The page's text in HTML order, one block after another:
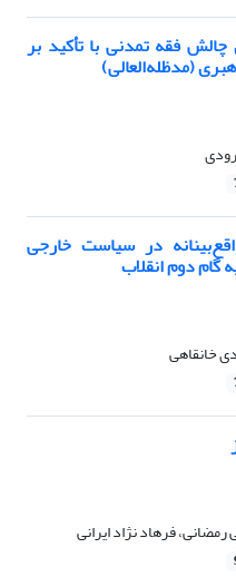
چالش فقه تمدنی با تأکید بر
(مدظله‌العالی)
در سیاست خارجی
گام دوم انقلاب
خانقاهی
فرهاد نژاد ایرانی